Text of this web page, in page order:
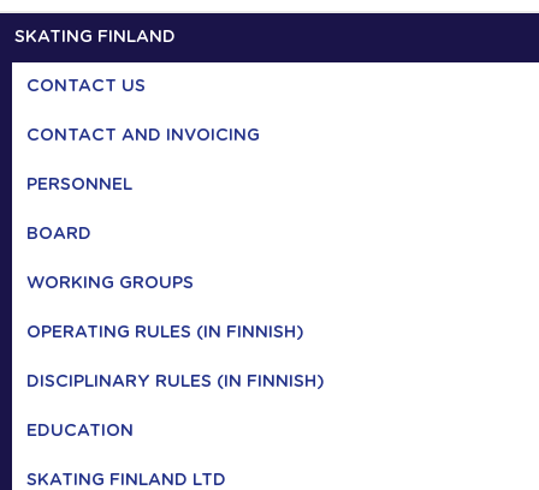
SKATING FINLAND
CONTACT US
CONTACT AND INVOICING
PERSONNEL
BOARD
WORKING GROUPS
OPERATING RULES (IN FINNISH)
DISCIPLINARY RULES (IN FINNISH)
EDUCATION
SKATING FINLAND LTD